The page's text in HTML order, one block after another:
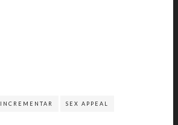
INCREMENTAR SEX APPEAL